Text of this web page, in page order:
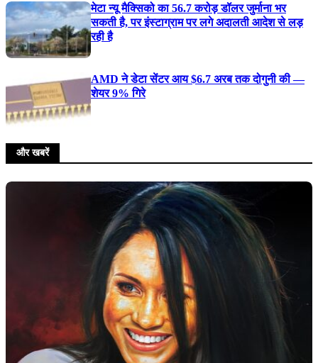
मेटा न्यू मैक्सिको का 56.7 करोड़ डॉलर जुर्माना भर
सकती है, पर इंस्टाग्राम पर लगे अदालती आदेश से लड़
रही है
AMD ने डेटा सेंटर आय $6.7 अरब तक दोगुनी की —
शेयर 9% गिरे
और खबरें